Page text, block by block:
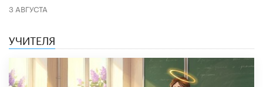
3 АВГУСТА
УЧИТЕЛЯ